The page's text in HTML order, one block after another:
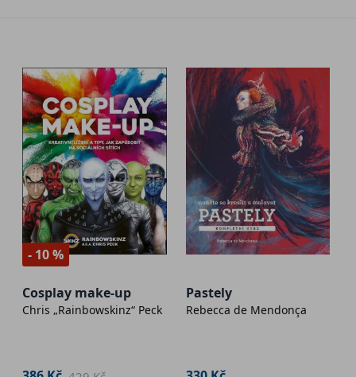
- 10 %
Cosplay make-up
Chris „Rainbowskinz“ Peck
Pastely
Rebecca de Mendonça